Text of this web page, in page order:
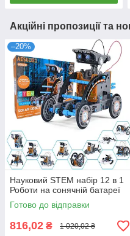
Акційні пропозиції та
–20%
Науковий STEM набір 12 в 1
Роботи на сонячній батареї
Готово до відправки
816,02 ₴ 1 020,02 ₴